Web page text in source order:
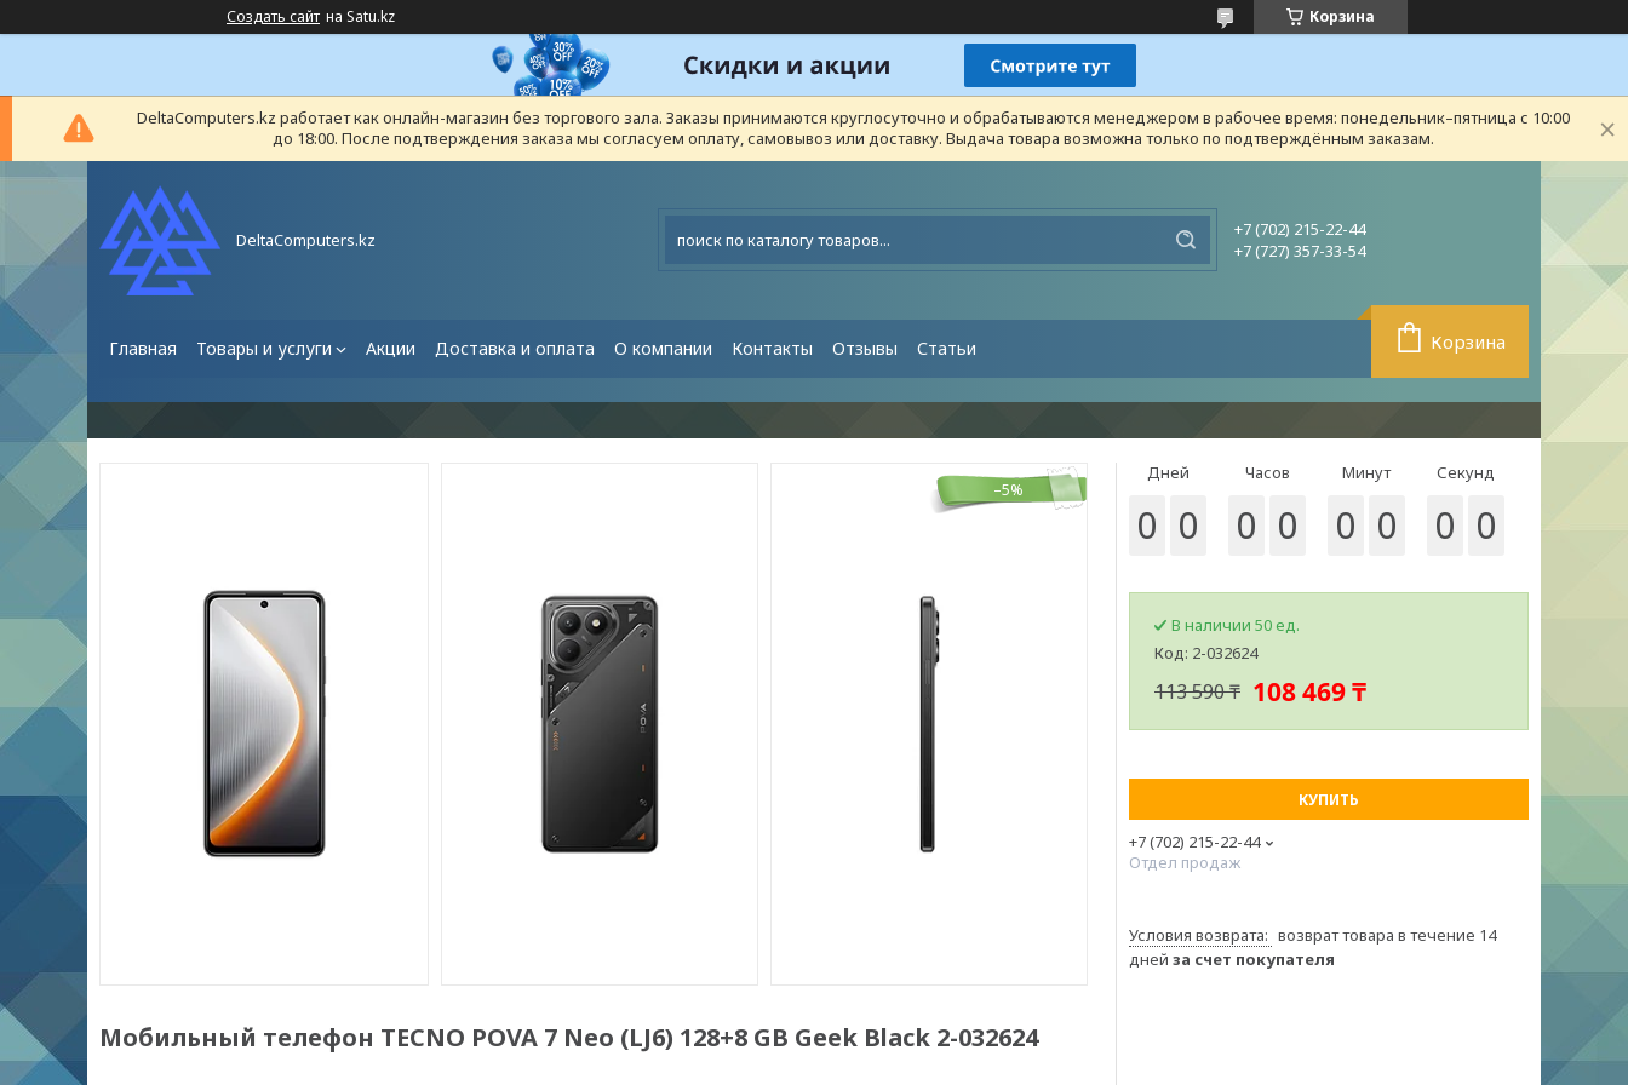
Создать сайт на Satu.kz Корзина
DeltaComputers.kz работает как онлайн-магазин без торгового зала. Заказы принимаются круглосуточно и обрабатываются менеджером в рабочее время: понедельник–пятница с 10:00
до 18:00. После подтверждения заказа мы согласуем оплату, самовывоз или доставку. Выдача товара возможна только по подтверждённым заказам.
DeltaComputers.kz
+7 (702) 215-22-44
+7 (727) 357-33-54
Главная Товары и услуги Акции Доставка и оплата О компании Контакты Отзывы Статьи Корзина
–5%
Мобильный телефон TECNO POVA 7 Neo (LJ6) 128+8 GB Geek Black 2-032624
Дней
0 0
Часов
0 0
Минут
0 0
Секунд
0 0
В наличии 50 ед.
Код: 2-032624
113 590 ₸ 108 469 ₸
КУПИТЬ
+7 (702) 215-22-44
Отдел продаж
возврат товара в течение 14
дней за счет покупателя